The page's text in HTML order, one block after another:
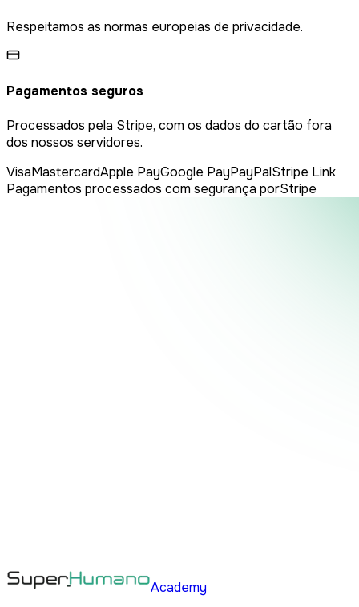
Respeitamos as normas europeias de privacidade.
Pagamentos seguros
Processados pela Stripe, com os dados do cartão fora
dos nossos servidores.
VisaMastercardApple PayGoogle PayPayPalStripe Link
Pagamentos processados com segurança porStripe
Academy